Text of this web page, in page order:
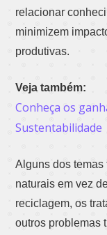
relacionar
minimizem
produtivas.
Veja também:
Conheça os
Sustentabilidade
Alguns dos
naturais em vez
reciclagem, os
outros problemas